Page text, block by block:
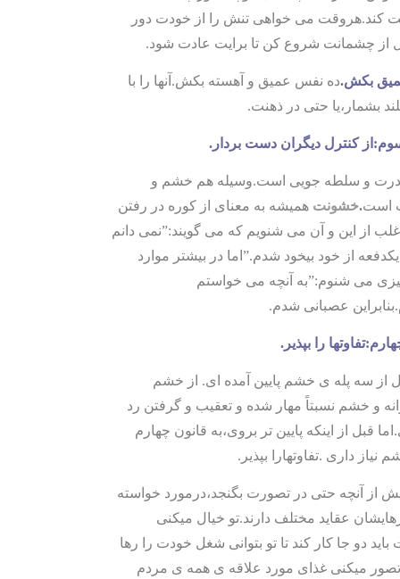
کند.هروقت می خواهی تنش را از خودت دور
از چشمانت شروع کن تا برایت عادت شود.
بکش.ده نفس عمیق و آهسته بکش.آنها را با
بشمار،یا حتی در ذهنت.
کنترل دیگران دست بردار.
و سلطه جویی است.وسیله هم خشم و
است.خشونت همیشه به معنای از کوره در رفتن
از این و آن می شنویم که می گویند:”نمی دانم
از خود بیخود شدم.”اما در بیشتر موارد
می شنوم:”به آنچه می خواستم
عصبانی شدم.
را بپذیر.
از سه پله ی خشم پایین آمده ای. از خشم
و خشم نسبتاً مهار شده و تعقیب و گرفتن رد
قبل از اینکه پایین تر بروی،به قانون چهارم
نیاز داری .تفاوتهارا بپذیر.
از آنچه حتی در تصورت بگنجد،درمورد خواسته
عقاید مختلف دارند.تو خیال میکنی
دو جا کار کند تا تو بتوانی شغل خودت را رها
میکنی غذای مورد علاقه ی همه ی مردم